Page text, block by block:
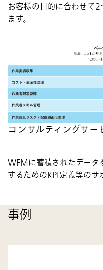
お客様の目的に合わせて
ます。
コンサルティングサー
WFMに蓄積されたデータ
するためのKPI定義等のサ
事例